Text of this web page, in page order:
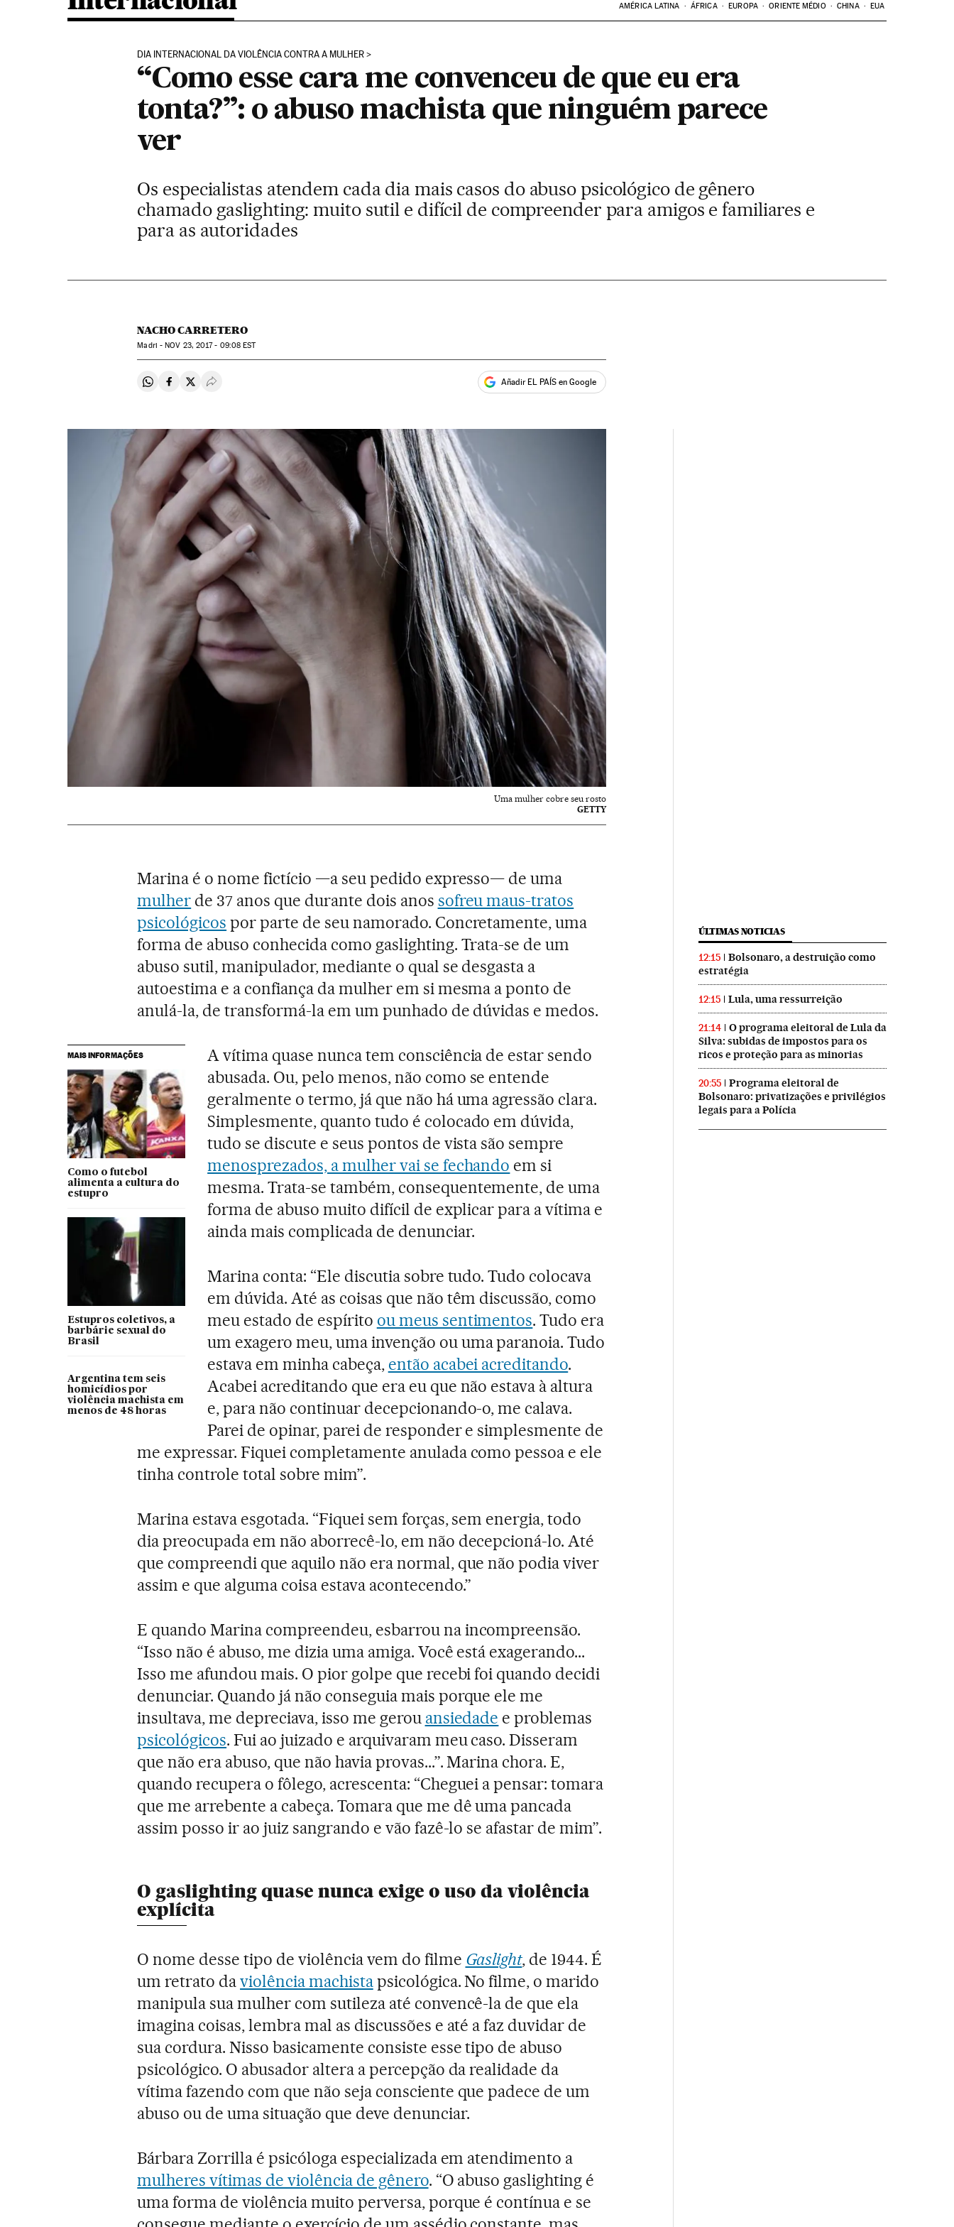
AMÉRICA LATINA ÁFRICA EUROPA ORIENTE MÉDIO CHINA EUA
DIA INTERNACIONAL DA VIOLÊNCIA CONTRA A MULHER
“Como esse cara me convenceu de que eu era
tonta?”: o abuso machista que ninguém parece
ver
Os especialistas atendem cada dia mais casos do abuso psicológico de gênero
chamado gaslighting: muito sutil e difícil de compreender para amigos e familiares e
para as autoridades
NACHO CARRETERO
Madri -NOV 23, 2017 - 09:08 EST
Compartir en Whatsapp
Compartir en Facebook
Compartir en Twitter
Desplegar Redes Sociales Añadir EL PAÍS en Google
Uma mulher cobre seu rosto
GETTY
Marina é o nome fictício —a seu pedido expresso— de uma
mulher de 37 anos que durante dois anos sofreu maus-tratos
psicológicos por parte de seu namorado. Concretamente, uma
forma de abuso conhecida como gaslighting. Trata-se de um
abuso sutil, manipulador, mediante o qual se desgasta a
autoestima e a confiança da mulher em si mesma a ponto de
anulá-la, de transformá-la em um punhado de dúvidas e medos.
MAIS INFORMAÇÕES
Como o futebol
alimenta a cultura do
estupro
Estupros coletivos, a
barbárie sexual do
Brasil
Argentina tem seis
homicídios por
violência machista em
menos de 48 horas
A vítima quase nunca tem consciência de estar sendo
abusada. Ou, pelo menos, não como se entende
geralmente o termo, já que não há uma agressão clara.
Simplesmente, quanto tudo é colocado em dúvida,
tudo se discute e seus pontos de vista são sempre
menosprezados, a mulher vai se fechando em si
mesma. Trata-se também, consequentemente, de uma
forma de abuso muito difícil de explicar para a vítima e
ainda mais complicada de denunciar.
Marina conta: “Ele discutia sobre tudo. Tudo colocava
em dúvida. Até as coisas que não têm discussão, como
meu estado de espírito ou meus sentimentos. Tudo era
um exagero meu, uma invenção ou uma paranoia. Tudo
estava em minha cabeça, então acabei acreditando.
Acabei acreditando que era eu que não estava à altura
e, para não continuar decepcionando-o, me calava.
Parei de opinar, parei de responder e simplesmente de
me expressar. Fiquei completamente anulada como pessoa e ele
tinha controle total sobre mim”.
Marina estava esgotada. “Fiquei sem forças, sem energia, todo
dia preocupada em não aborrecê-lo, em não decepcioná-lo. Até
que compreendi que aquilo não era normal, que não podia viver
assim e que alguma coisa estava acontecendo.”
E quando Marina compreendeu, esbarrou na incompreensão.
“Isso não é abuso, me dizia uma amiga. Você está exagerando...
Isso me afundou mais. O pior golpe que recebi foi quando decidi
denunciar. Quando já não conseguia mais porque ele me
insultava, me depreciava, isso me gerou ansiedade e problemas
psicológicos. Fui ao juizado e arquivaram meu caso. Disseram
que não era abuso, que não havia provas...”. Marina chora. E,
quando recupera o fôlego, acrescenta: “Cheguei a pensar: tomara
que me arrebente a cabeça. Tomara que me dê uma pancada
assim posso ir ao juiz sangrando e vão fazê-lo se afastar de mim”.
O gaslighting quase nunca exige o uso da violência
explícita
O nome desse tipo de violência vem do filme Gaslight, de 1944. É
um retrato daviolência machistapsicológica. No filme, o marido
manipula sua mulher com sutileza até convencê-la de que ela
imagina coisas, lembra mal as discussões e até a faz duvidar de
sua cordura. Nisso basicamente consiste esse tipo de abuso
psicológico. O abusador altera a percepção da realidade da
vítima fazendo com que não seja consciente que padece de um
abuso ou de uma situação que deve denunciar.
Bárbara Zorrilla é psicóloga especializada em atendimento a
mulheres vítimas de violência de gênero. “O abuso gaslighting é
uma forma de violência muito perversa, porque é contínua e se
ÚLTIMAS NOTICIAS
12:15
Bolsonaro, a destruição como
estratégia
12:15 Lula, uma ressurreição
21:14
O programa eleitoral de Lula da
Silva: subidas de impostos para os
ricos e proteção para as minorias
20:55
Programa eleitoral de
Bolsonaro: privatizações e privilégios
legais para a Polícia